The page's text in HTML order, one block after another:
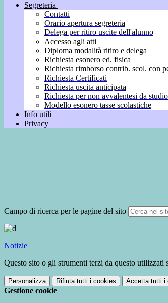
Segreteria
Contatti
Orario apertura segreteria
Delega per ritiro uscite dell'alunno
Accesso agli atti
Diploma modalità ritiro e delega
Richiesta esonero ed. fisica
Richiesta rimborso contrib. scol. con
Richiesta Certificati
Richiesta uscita anticipata
Richiesta per non avvalentesi da
Modello esonero tasse scolastiche
Info utili
Privacy
Campo di ricerca per le pagine del sito
Notizie
Questo sito o gli strumenti terzi da questo
Personalizza Rifiuta tutti i cookies Accetta tutti i
Gestione cookie